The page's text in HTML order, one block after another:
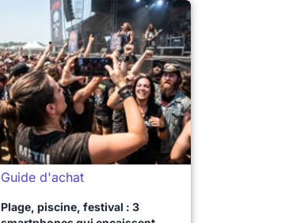
Guide d'achat
Plage, piscine, festival : 3